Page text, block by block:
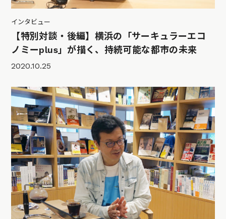
インタビュー
【特別対談・後編】横浜の「サーキュラーエコ
ノミーplus」が描く、持続可能な都市の未来
2020.10.25